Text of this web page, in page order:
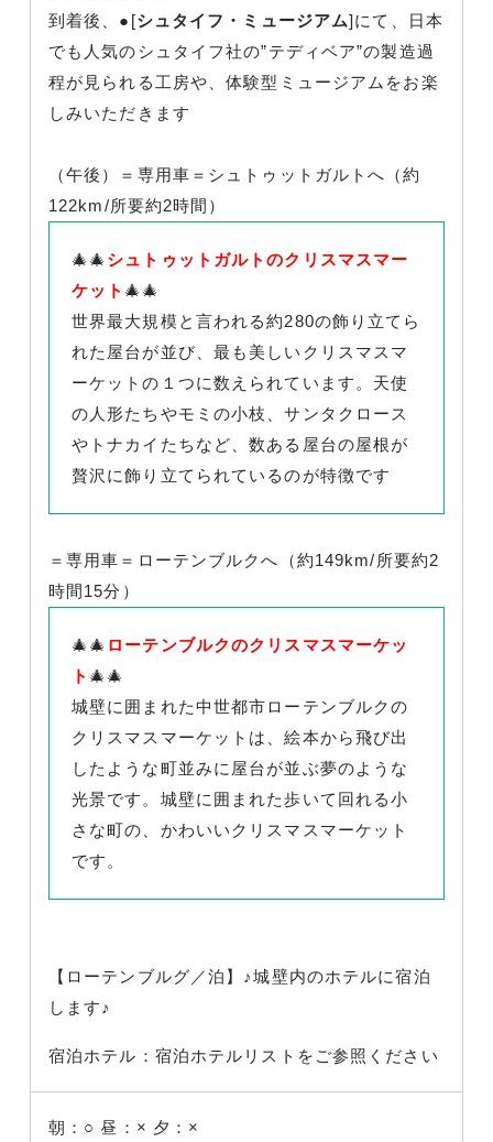
到着後、●[シュタイフ・ミュージアム]にて、日本
でも人気のシュタイフ社の”テディベア”の製造過
程が見られる工房や、体験型ミュージアムをお楽
しみいただきます
（午後）＝専用車＝シュトゥットガルトへ（約
122km/所要約2時間）
🎄🎄 シュトゥットガルトのクリスマスマー
ケット 🎄🎄
世界最大規模と言われる約280の飾り立てら
れた屋台が並び、最も美しいクリスマスマ
ーケットの１つに数えられています。天使
の人形たちやモミの小枝、サンタクロース
やトナカイたちなど、数ある屋台の屋根が
贅沢に飾り立てられているのが特徴です
＝専用車＝ローテンブルクへ（約149km/所要約2
時間15分）
🎄🎄 ローテンブルクのクリスマスマーケッ
ト 🎄🎄
城壁に囲まれた中世都市ローテンブルクの
クリスマスマーケットは、絵本から飛び出
したような町並みに屋台が並ぶ夢のような
光景です。城壁に囲まれた歩いて回れる小
さな町の、かわいいクリスマスマーケット
です。
【ローテンブルグ／泊】♪城壁内のホテルに宿泊
します♪
宿泊ホテル：宿泊ホテルリストをご参照ください
朝：○ 昼：× 夕：×